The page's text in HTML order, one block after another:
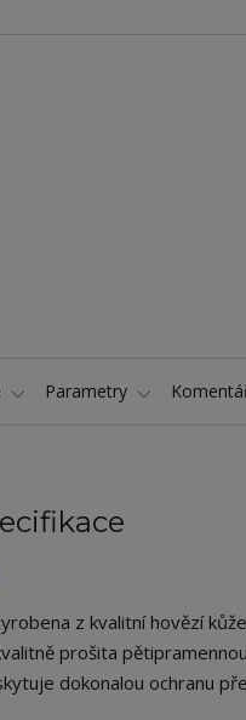
Parametry
z kvalitní hovězí
prošita
dokonalou ochranu